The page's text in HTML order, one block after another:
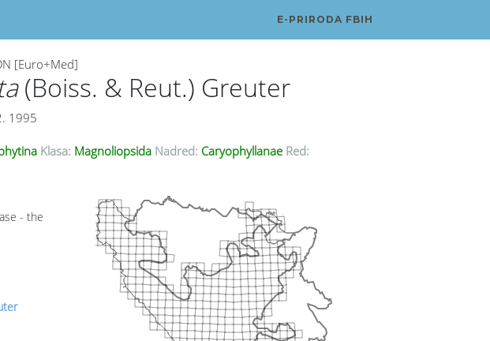
E-PRIRODA FBIH
[Euro+Med]
(Boiss. & Reut.) Greuter
1995
Klasa: Magnoliopsida Nadred: Caryophyllanae Red:
- the